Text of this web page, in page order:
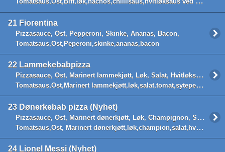
21 Fiorentina
Pizzasauce, Ost, Pepperoni, Skinke, Ananas, Bacon,
Tomatsaus,Ost,Peperoni,skinke,ananas,bacon
22 Lammekebabpizza
Pizzasauce, Ost, Marinert lammekjøtt, Løk, Salat, Hvitløksaus,
Tomatsaus,Ost,Marinert lammekjøtt,løk,salat,tomat,sytepeper,med hvitløksaus på
23 Dønerkebab pizza (Nyhet)
Pizzasauce, Ost, Marinert dønerkjøtt, Løk, Champignon, Salat, Hvitløksaus,
Tomatsaus,Ost, Marinert dønerkjøtt,løk,champion,salat,hvitløksaus på.
24 Lionel Messi (Nyhet)